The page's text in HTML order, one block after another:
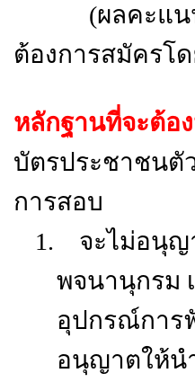
(ผลคะแนนจะ
ต้องการสมัครโ
หลักฐานที่จะต้อ
บัตรประชาชนตั
การสอบ
1.
จะไม่อนุญ
พจนานุกรม
อุปกรณ์การ
อนุญาตให้น